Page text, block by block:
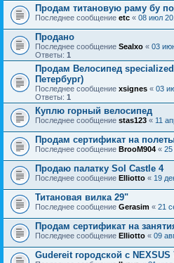
Продам титановую раму бу
Последнее сообщение etc « 08 июл
Продано
Последнее сообщение Sealxo « 03
Ответы: 1
Продам Велосипед
Петербург)
Последнее сообщение xsignes « 03
Ответы: 1
Куплю горный велосипед
Последнее сообщение stas123 « 11
Продам сертификат на
Последнее сообщение BrooM904 « 25
Продаю палатку Sol Castle 4
Последнее сообщение Elliotto « 19
Титановая вилка 29"
Последнее сообщение Gerasim « 21
Продам сертификат на
Последнее сообщение Elliotto « 09
Gudereit городской с